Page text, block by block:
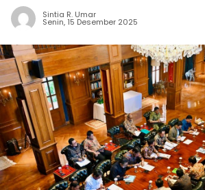
Sintia R. Umar
Senin, 15 Desember 2025